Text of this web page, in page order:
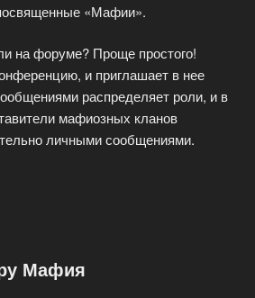
«Мафии».
на форуме? Проще простого!
и приглашает в нее
распределяет роли, и в
мафиозных кланов
личными сообщениями.
Мафия